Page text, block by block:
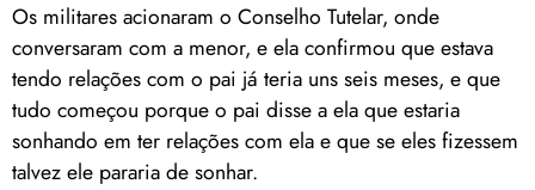
Os militares acionaram o Conselho Tutelar, onde
conversaram com a menor, e ela confirmou que estava
tendo relações com o pai já teria uns seis meses, e que
tudo começou porque o pai disse a ela que estaria
sonhando em ter relações com ela e que se eles fizessem
talvez ele pararia de sonhar.